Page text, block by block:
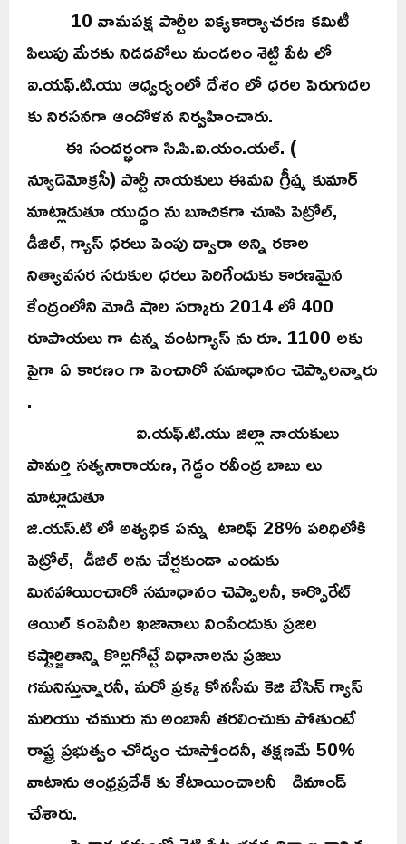
10 వామపక్ష పార్టీల ఐక్యకార్యాచరణ కమిటీ
పిలుపు మేరకు నిడదవోలు మండలం శెట్టి పేట లో
ఐ.యఫ్.టి.యు ఆధ్వర్యంలో దేశం లో ధరల పెరుగుదల
కు నిరసనగా ఆందోళన నిర్వహించారు.
ఈ సందర్భంగా సి.పి.ఐ.యం.యల్. (
న్యూడెమోక్రసీ) పార్టీ నాయకులు ఈమని గ్రీష్మ కుమార్
మాట్లాడుతూ యుద్ధం ను బూచికగా చూపి పెట్రోల్,
డీజిల్, గ్యాస్ ధరలు పెంపు ద్వారా అన్ని రకాల
నిత్యావసర సరుకుల ధరలు పెరిగేందుకు కారణమైన
కేంద్రంలోని మోడి షాల సర్కారు 2014 లో 400
రూపాయలు గా ఉన్న వంటగ్యాస్ ను రూ. 1100 లకు
పైగా ఏ కారణం గా పెంచారో సమాధానం చెప్పాలన్నారు
.
ఐ.యఫ్.టి.యు జిల్లా నాయకులు
పామర్తి సత్యనారాయణ, గెడ్డం రవీంద్ర బాబు లు
మాట్లాడుతూ
జి.యస్.టి లో అత్యధిక పన్ను టారిఫ్ 28% పరిధిలోకి
పెట్రోల్, డీజిల్ లను చేర్చకుండా ఎందుకు
మినహాయించారో సమాధానం చెప్పాలనీ, కార్పొరేట్
ఆయిల్ కంపెనీల ఖజానాలు నింపేందుకు ప్రజల
కష్టార్జితాన్ని కొల్లగోట్టే విధానాలను ప్రజలు
గమనిస్తున్నారనీ, మరో ప్రక్క కోనసీమ కెజి బేసిన్ గ్యాస్
మరియు చమురు ను అంబానీ తరలించుకు పోతుంటే
రాష్ట్ర ప్రభుత్వం చోద్యం చూస్తోందనీ, తక్షణమే 50%
వాటాను ఆంధ్రప్రదేశ్ కు కేటాయించాలనీ డిమాండ్
చేశారు.